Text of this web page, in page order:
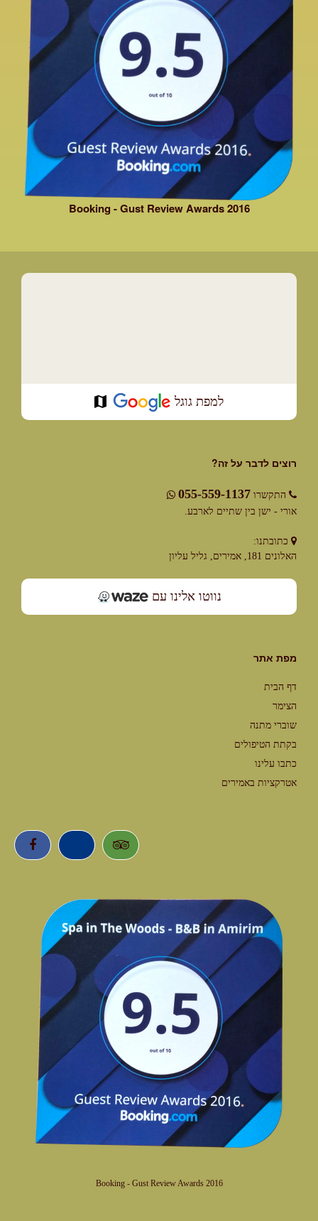
Booking - Gust Review Awards 2016
למפת גוגל
רוצים לדבר על זה?
התקשרו055-559-1137
אורי - ישן בין שתיים לארבע.
כתובתנו:
האלונים 181, אמירים, גליל עליון
נווטו אלינו עם
מפת אתר
דף הבית
הצימר
שוברי מתנה
בקתת הטיפולים
כתבו עלינו
אטרקציות באמירים
Booking - Gust Review Awards 2016